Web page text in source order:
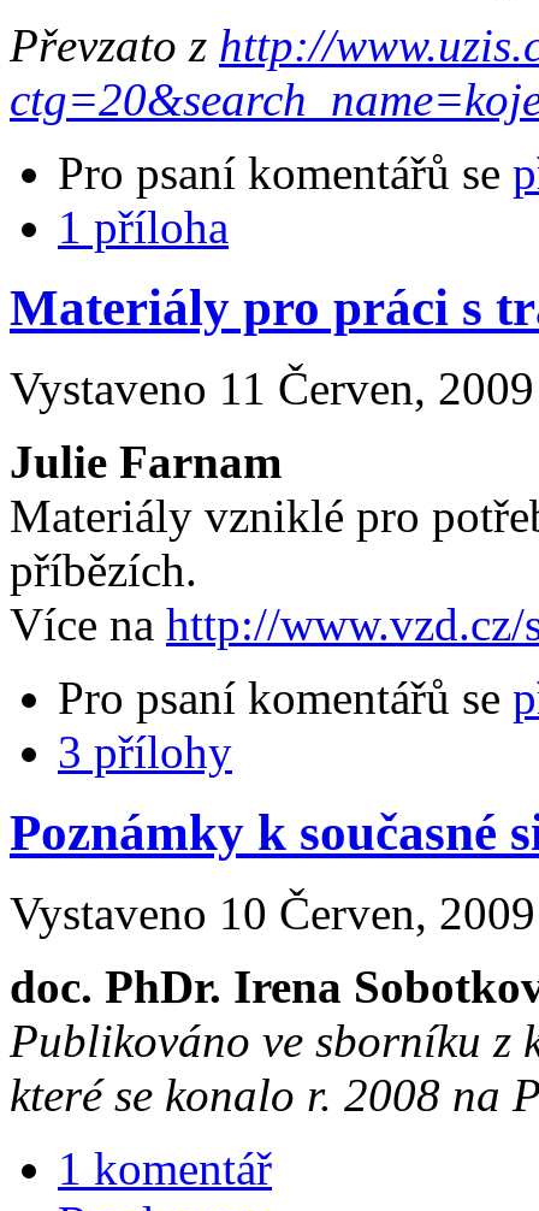
Převzato z http://
Pro psaní komentářů se
1 příloha
Materiály pro práci s
Vystaveno 11 Červen,
Julie Farnam
Materiály vzniklé pro
příbězích.
Více na http://www.vzd.cz/
Pro psaní komentářů se
3 přílohy
Poznámky k současné
Vystaveno 10 Červen,
doc. PhDr. Irena
Publikováno ve sborníku z
které se konalo r. 2008 na
1 komentář